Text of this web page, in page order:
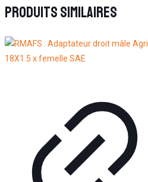
Produits similaires